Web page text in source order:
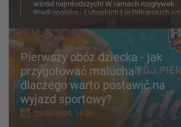
wśród najmłodszych! W ramach rozgrywek
Wielkopolsko - Lubuskich Lig Piłkarskich już
Pierwszy obóz dziecka - jak
przygotować malucha i
dlaczego warto postawić na
wyjazd sportowy?
25-05-2026, 14:00